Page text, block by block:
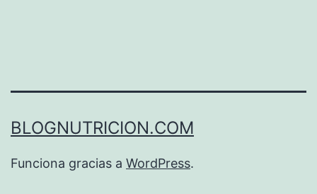
BLOGNUTRICION.COM
Funciona gracias a WordPress.